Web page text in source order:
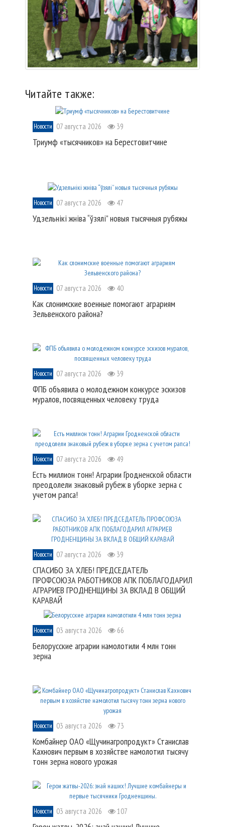
Читайте также:
Новости 07 августа 2026 39
Триумф «тысячников» на Берестовитчине
Новости 07 августа 2026 47
Удзельнікі жніва “ўзялі” новыя тысячныя рубяжы
Новости 07 августа 2026 40
Как слонимские военные помогают аграриям
Зельвенского района?
Новости 07 августа 2026 39
ФПБ объявила о молодежном конкурсе эскизов
муралов, посвященных человеку труда
Новости 07 августа 2026 49
Есть миллион тонн! Аграрии Гродненской области
преодолели знаковый рубеж в уборке зерна с
учетом рапса!
Новости 07 августа 2026 39
СПАСИБО ЗА ХЛЕБ! ПРЕДСЕДАТЕЛЬ
ПРОФСОЮЗА РАБОТНИКОВ АПК ПОБЛАГОДАРИЛ
АГРАРИЕВ ГРОДНЕНЩИНЫ ЗА ВКЛАД В ОБЩИЙ
КАРАВАЙ
Новости 03 августа 2026 66
Белорусские аграрии намолотили 4 млн тонн
зерна
Новости 03 августа 2026 73
Комбайнер ОАО «Щучинагропродукт» Станислав
Кахнович первым в хозяйстве намолотил тысячу
тонн зерна нового урожая
Новости 03 августа 2026 107